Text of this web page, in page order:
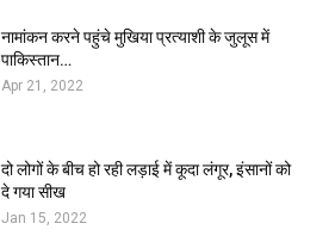
नामांकन करने पहुंचे मुखिया प्रत्याशी के जुलूस में
पाकिस्तान…
Apr 21, 2022
दो लोगों के बीच हो रही लड़ाई में कूदा लंगूर, इंसानों को
दे गया सीख
Jan 15, 2022